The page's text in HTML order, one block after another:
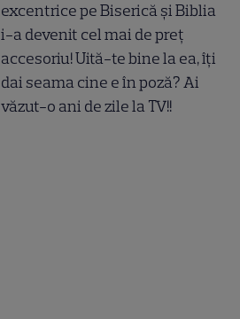
excentrice pe Biserică și Biblia
i-a devenit cel mai de preț
accesoriu! Uită-te bine la ea, îți
dai seama cine e în poză? Ai
văzut-o ani de zile la TV!!